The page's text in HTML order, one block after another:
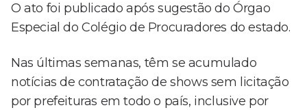
O ato foi publicado após sugestão do Órgao
Especial do Colégio de Procuradores do estado.
Nas últimas semanas, têm se acumulado
notícias de contratação de shows sem licitação
por prefeituras em todo o país, inclusive por